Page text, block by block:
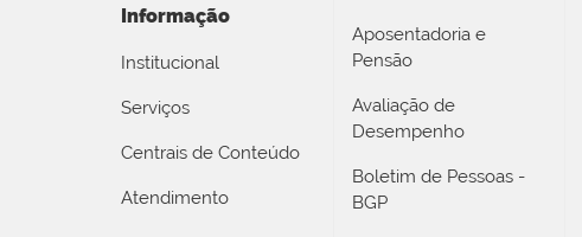
Informação
Institucional
Serviços
Centrais de Conteúdo
Atendimento
Aposentadoria e
Pensão
Avaliação de
Desempenho
Boletim de Pessoas -
BGP